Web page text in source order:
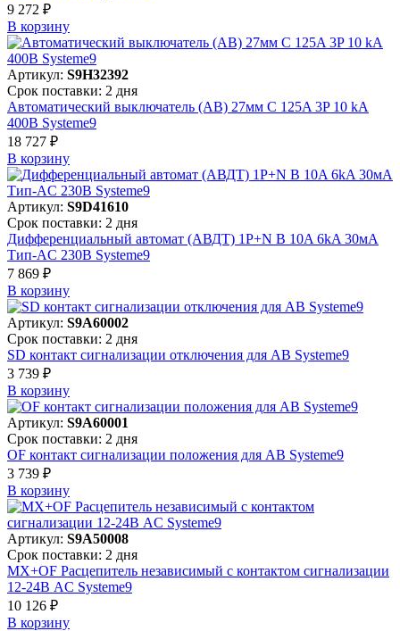
9 272 ₽
В корзинy
Артикул: S9H32392
Срок поставки: 2 дня
Автоматический выключатель (АВ) 27мм C 125A 3P 10 kA
400В Systeme9
18 727 ₽
В корзинy
Артикул: S9D41610
Срок поставки: 2 дня
Дифференциальный автомат (АВДТ) 1P+N B 10A 6kA 30мА
Тип-AC 230В Systeme9
7 869 ₽
В корзинy
Артикул: S9A60002
Срок поставки: 2 дня
SD контакт сигнализации отключения для АВ Systeme9
3 739 ₽
В корзинy
Артикул: S9A60001
Срок поставки: 2 дня
OF контакт сигнализации положения для АВ Systeme9
3 739 ₽
В корзинy
Артикул: S9A50008
Срок поставки: 2 дня
MX+OF Расцепитель независимый с контактом сигнализации
12-24В AC Systeme9
10 126 ₽
В корзинy